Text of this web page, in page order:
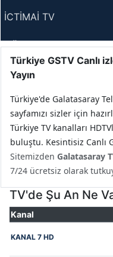
İCTİMAİ TV
DÜNYA TV (AZ)
ARB 24 TV
BAKÜ TV
MEDENİYYET TV
CBC TV
ARB GÜNEŞ
APA TV
Türkiye GSTV Canlı
Yayın
Türkiye'de Galatasaray
sayfamızı sizler için
Türkiye TV kanalları
buluştu. Kesintisiz Canlı
Sitemizden Galatasaray
7/24 ücretsiz olarak
TV'de Şu An Ne
Kanal
KANAL 7 HD